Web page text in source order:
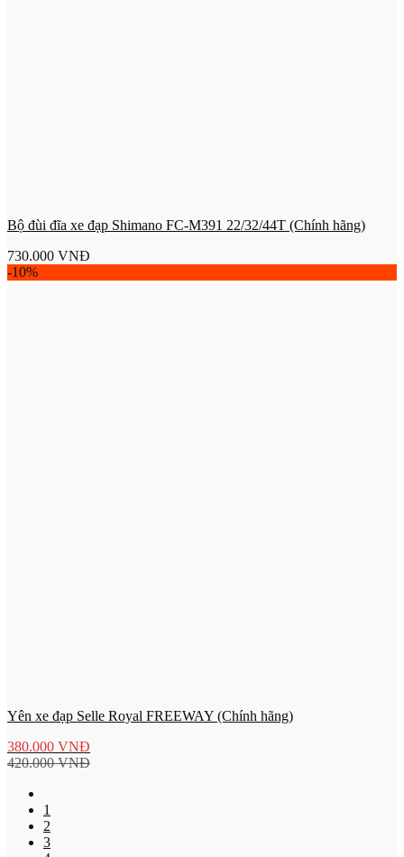
Bộ đùi đĩa xe đạp Shimano FC-M391 22/32/44T (Chính hãng)
730.000 VNĐ
-10%
Yên xe đạp Selle Royal FREEWAY (Chính hãng)
380.000 VNĐ
420.000VNĐ
1
2
3